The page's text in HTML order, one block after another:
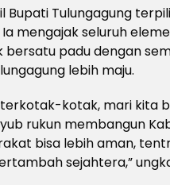
Bupati Tulungagung
mengajak seluruh
padu dengan
lebih maju.
terkotak-kotak, mari kita
rukun membangun
bisa lebih aman,
sejahtera,”